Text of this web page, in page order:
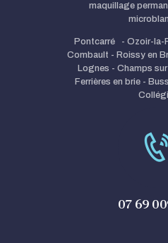
maquillage
Pontcarré - Ozoir-la-
Combault - Roissy en
Lognes - Champs
Ferrières en brie -
07 69